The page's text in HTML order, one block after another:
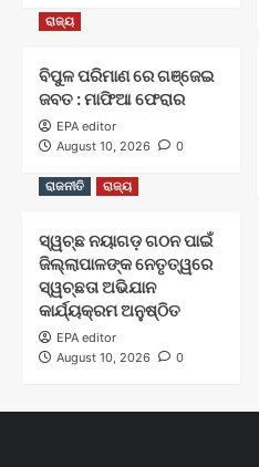
ରାଜ୍ୟ
ବିପୁଳ ପରିମାଣ ରେ ଗଞ୍ଜେଇ
ଜବତ : ମାଫିଆ ଫେରାର
EPA editor
August 10, 2026
0
ରାଜନୀତି
ରାଜ୍ୟ
ସ୍ୱଚ୍ଛ ନୟାଗଡ଼ ଗଠନ ପାଇଁ
ଜିଲ୍ଲାପାଳଙ୍କ ନେତୃତ୍ୱରେ
ସ୍ୱଚ୍ଛତା ଅଭିଯାନ
କାର୍ଯ୍ୟକ୍ରମ ଅନୁଷ୍ଠିତ
EPA editor
August 10, 2026
0